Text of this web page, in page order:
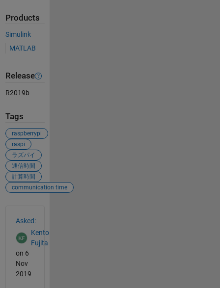
Products
Simulink
MATLAB
Release
R2019b
Tags
raspberrypi
raspi
ラズパイ
通信時間
計算時間
communication time
Asked:
Kento
Fujita
on 6
Nov
2019